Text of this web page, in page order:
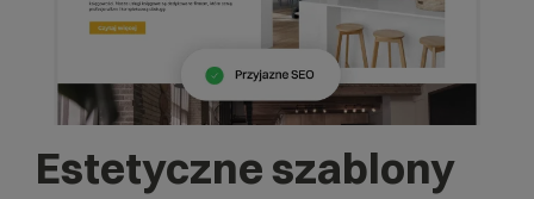
Estetyczne szablony